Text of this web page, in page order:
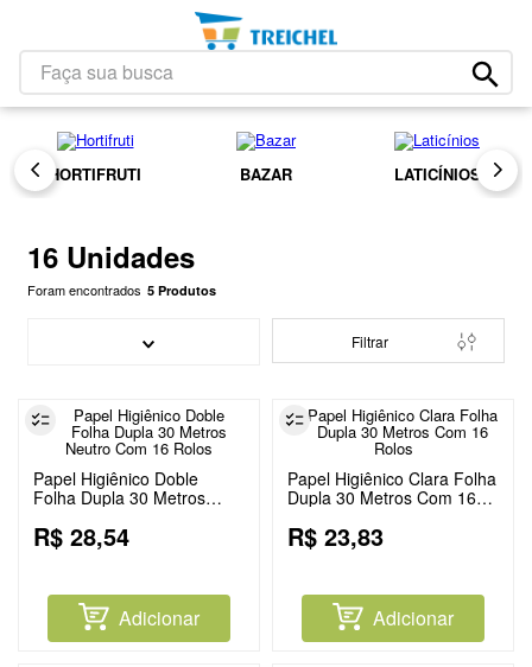
Faça sua busca
HORTIFRUTI BAZAR LATICÍNIOS
16 Unidades
5 Produtos
Filtrar
Papel Higiênico Doble
Folha Dupla 30 Metros
R$ 28,54
Adicionar
Papel Higiênico Clara Folha
Dupla 30 Metros Com 16
R$ 23,83
Adicionar
2º leite
3º papel higiênico
bolacha
5 iogurte
7 º chocolate
8º arroz